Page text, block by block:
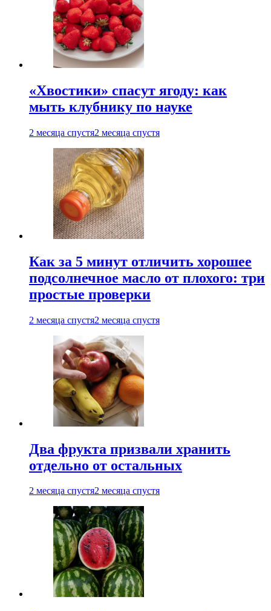
«Хвостики» спасут ягоду: как
мыть клубнику по науке
2 месяца спустя2 месяца спустя
Как за 5 минут отличить хорошее
подсолнечное масло от плохого: три
простые проверки
2 месяца спустя2 месяца спустя
Два фрукта призвали хранить
отдельно от остальных
2 месяца спустя2 месяца спустя